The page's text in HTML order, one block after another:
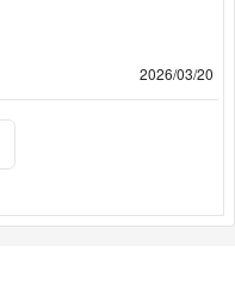
2026/03/20